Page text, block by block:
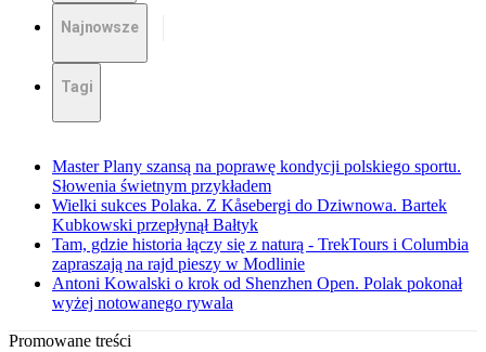
Najnowsze
Tagi
Master Plany szansą na poprawę kondycji polskiego sportu.
Słowenia świetnym przykładem
Wielki sukces Polaka. Z Kåsebergi do Dziwnowa. Bartek
Kubkowski przepłynął Bałtyk
Tam, gdzie historia łączy się z naturą - TrekTours i Columbia
zapraszają na rajd pieszy w Modlinie
Antoni Kowalski o krok od Shenzhen Open. Polak pokonał
wyżej notowanego rywala
Promowane treści